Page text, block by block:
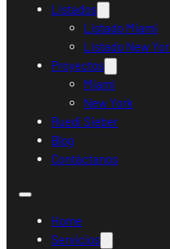
Listados
Listado Miami
Listado New
Proyectos
Miami
New York
Ruedi Sieber
Blog
Contáctanos
Home
Servicios